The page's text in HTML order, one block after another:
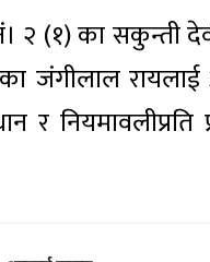
२ (१) का सकुन्ती
का जंगीलाल
र